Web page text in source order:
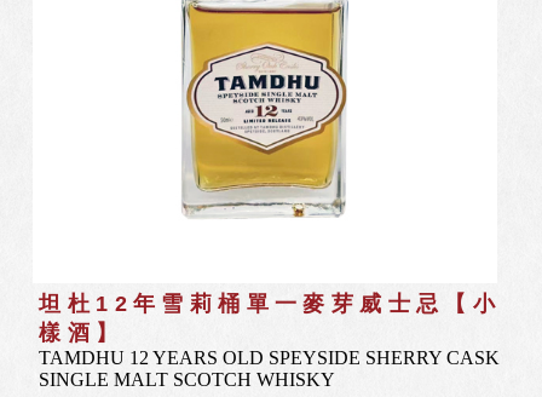
坦杜12年雪莉桶單一麥芽威士忌【小
樣酒】
TAMDHU 12 YEARS OLD SPEYSIDE SHERRY CASK
SINGLE MALT SCOTCH WHISKY